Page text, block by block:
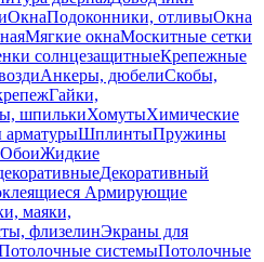
ОкнаПодоконники, отливыОкна
Мягкие окнаМоскитные сетки
солнцезащитныеКрепежные
Анкеры, дюбелиСкобы,
Гайки,
шпилькиХомутыХимические
арматурыШплинтыПружины
ОбоиЖидкие
Декоративный
Армирующие
маяки,
флизелинЭкраны для
системыПотолочные